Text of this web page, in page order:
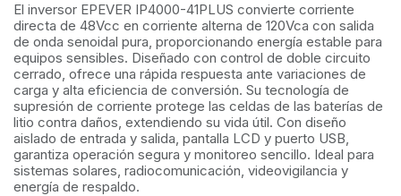
El inversor EPEVER IP4000-41PLUS convierte corriente
directa de 48Vcc en corriente alterna de 120Vca con salida
de onda senoidal pura, proporcionando energía estable para
equipos sensibles. Diseñado con control de doble circuito
cerrado, ofrece una rápida respuesta ante variaciones de
carga y alta eficiencia de conversión. Su tecnología de
supresión de corriente protege las celdas de las baterías de
litio contra daños, extendiendo su vida útil. Con diseño
aislado de entrada y salida, pantalla LCD y puerto USB,
garantiza operación segura y monitoreo sencillo. Ideal para
sistemas solares, radiocomunicación, videovigilancia y
energía de respaldo.